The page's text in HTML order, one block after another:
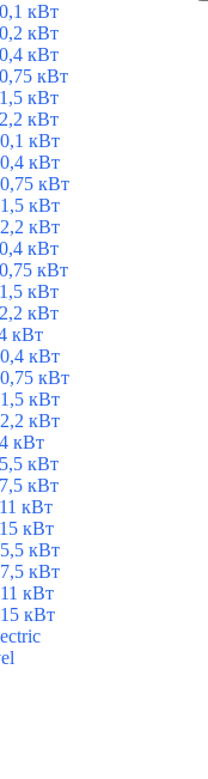
кВт
кВт
кВт
кВт
кВт
кВт
кВт
кВт
кВт
кВт
кВт
кВт
кВт
кВт
кВт
кВт
кВт
кВт
кВт
кВт
кВт
кВт
кВт
кВт
кВт
кВт
кВт
кВт
кВт